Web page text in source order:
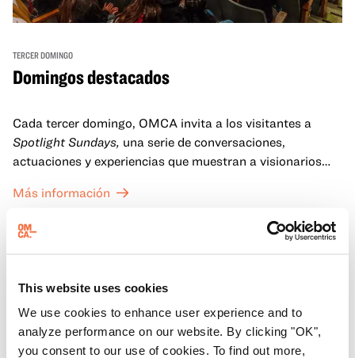
This website uses cookies
We use cookies to enhance user experience and to
analyze performance on our website. By clicking "OK",
you consent to our use of cookies. To find out more,
TERCER DOMINGO
Domingos destacados
Cada tercer domingo, OMCA invita a los visitantes a
Spotlight Sundays, una serie de conversaciones,
actuaciones y experiencias que muestran a visionarios
Más información